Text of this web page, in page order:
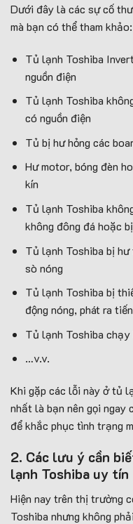
Dưới đây là các sự cố
mà bạn có thể tham khảo:
Tủ lạnh Toshiba
nguồn điện
Tủ lạnh Toshiba
có nguồn điện
Tủ bị hư hỏng các
Hư motor, bóng đèn
kín
Tủ lạnh Toshiba
không đông đá hoặc
Tủ lạnh Toshiba bị
sò nóng
Tủ lạnh Toshiba bị
động nóng, phát ra
Tủ lạnh Toshiba
…v.v.
Khi gặp các lỗi này ở tủ
nhất là bạn nên gọi ngay
để khắc phục tình trạng
2. Các lưu ý cần
lạnh Toshiba uy tín
Hiện nay trên thị trường
Toshiba nhưng không